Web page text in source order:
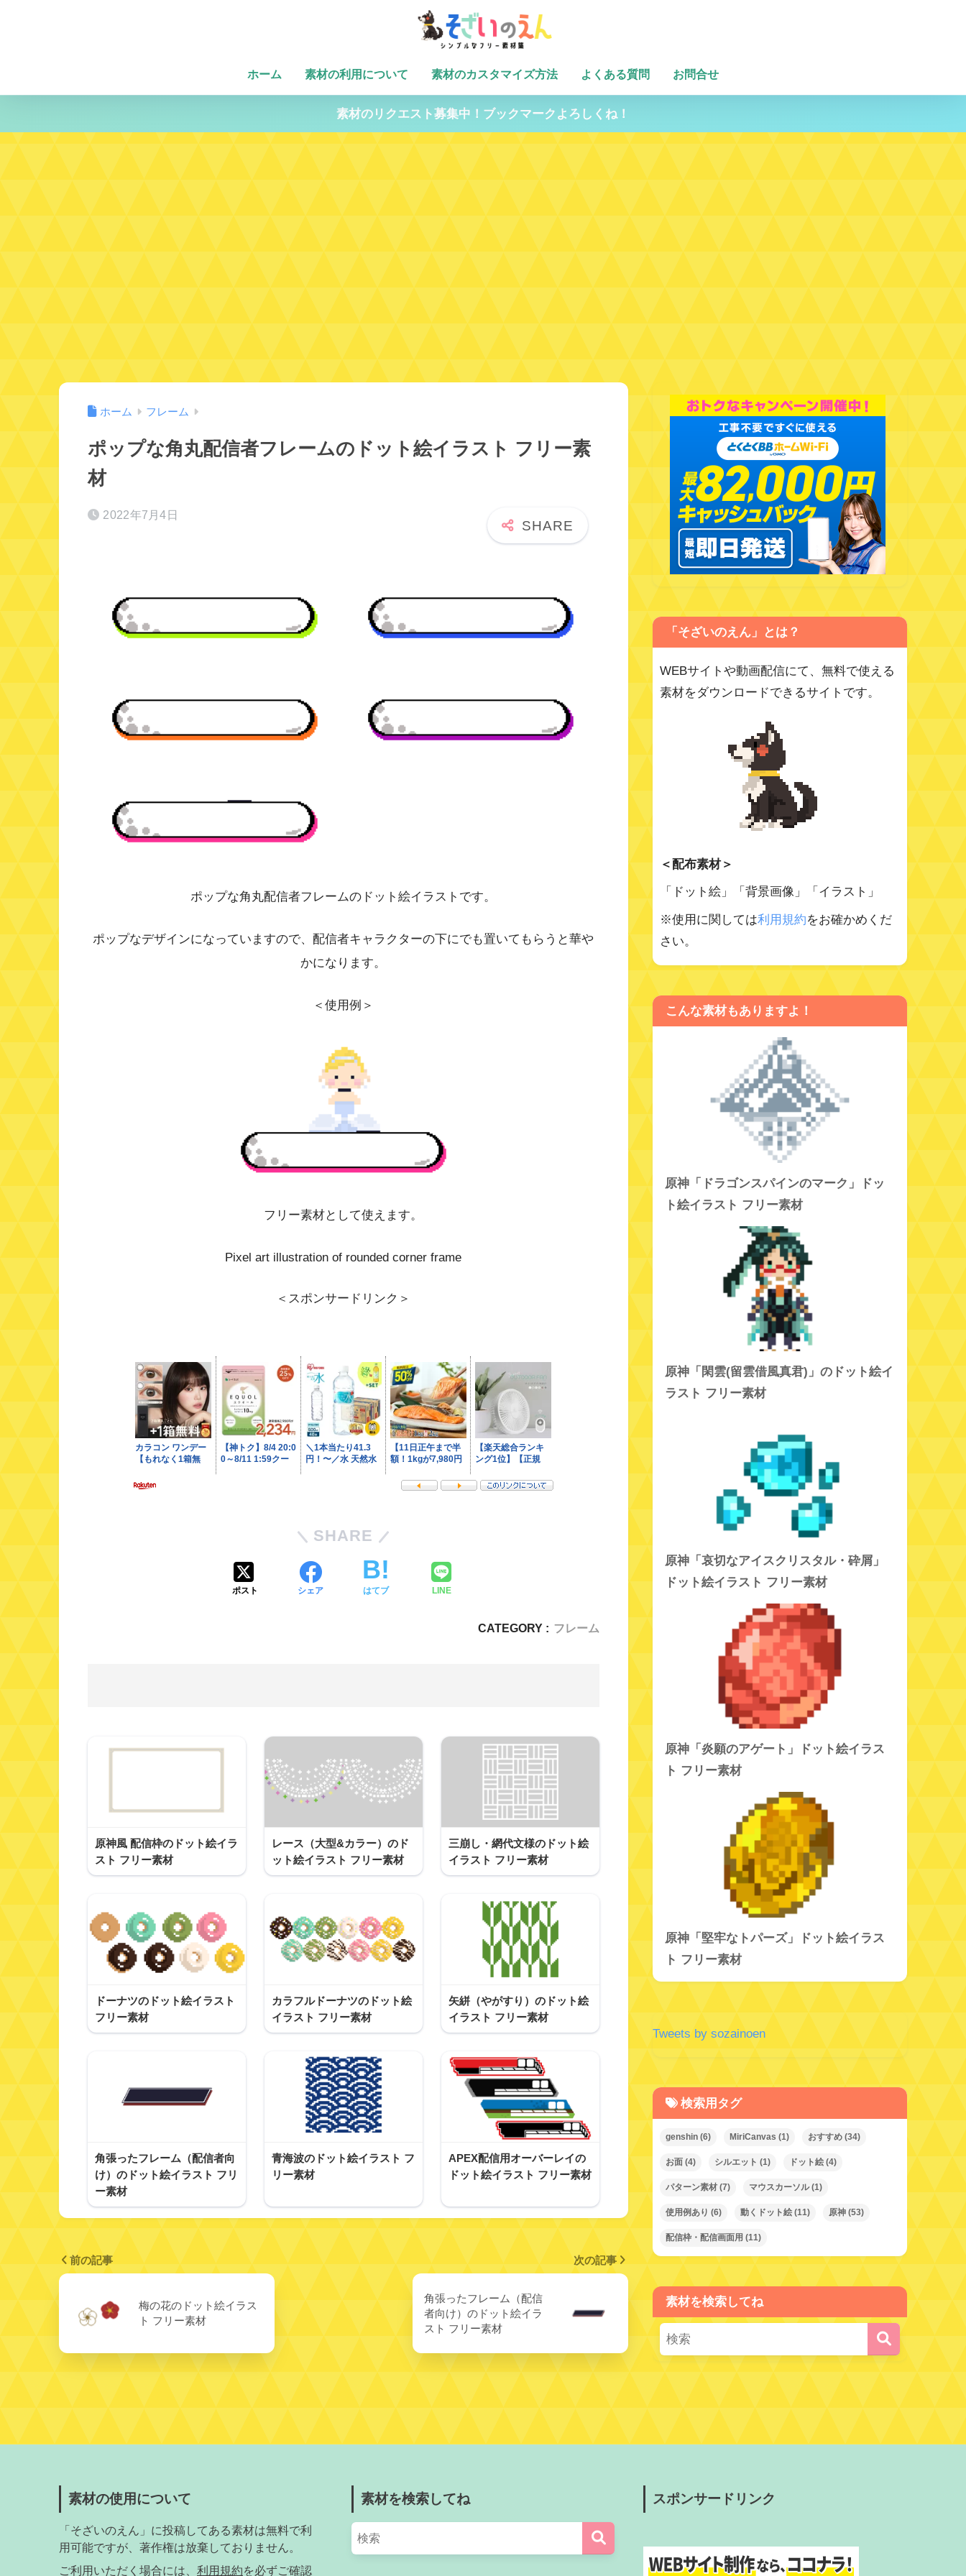
ホーム 素材の利用について 素材のカスタマイズ方法 よくある質問 お問合せ
素材のリクエスト募集中！ブックマークよろしくね！
ホーム フレーム
ポップな角丸配信者フレームのドット絵イラスト フリー素
材
2022年7月4日
ポップな角丸配信者フレームのドット絵イラストです。
ポップなデザインになっていますので、配信者キャラクターの下にでも置いてもらうと華や
かになります。
＜使用例＞
フリー素材として使えます。
Pixel art illustration of rounded corner frame
＜スポンサードリンク＞
SHARE
ポスト シェア はてブ LINE
CATEGORY : フレーム
原神風 配信枠のドット絵イラ
スト フリー素材
レース（大型&カラー）のド
ット絵イラスト フリー素材
三崩し・網代文様のドット絵
イラスト フリー素材
ドーナツのドット絵イラスト
フリー素材
カラフルドーナツのドット絵
イラスト フリー素材
矢絣（やがすり）のドット絵
イラスト フリー素材
角張ったフレーム（配信者向
け）のドット絵イラスト フリ
ー素材
青海波のドット絵イラスト フ
リー素材
APEX配信用オーバーレイの
ドット絵イラスト フリー素材
前の記事
梅の花のドット絵イラス
ト フリー素材
次の記事
角張ったフレーム（配信
者向け）のドット絵イラ
スト フリー素材
「そざいのえん」とは？
WEBサイトや動画配信にて、無料で使える
素材をダウンロードできるサイトです。
＜配布素材＞
「ドット絵」「背景画像」「イラスト」
※使用に関しては利用規約をお確かめくだ
さい。
こんな素材もありますよ！
原神「ドラゴンスパインのマーク」ドッ
ト絵イラスト フリー素材
原神「閑雲(留雲借風真君)」のドット絵イ
ラスト フリー素材
原神「哀切なアイスクリスタル・砕屑」
ドット絵イラスト フリー素材
原神「炎願のアゲート」ドット絵イラス
ト フリー素材
原神「堅牢なトパーズ」ドット絵イラス
ト フリー素材
Tweets by sozainoen
検索用タグ
genshin (6) MiriCanvas (1) おすすめ (34)
お面 (4) シルエット (1) ドット絵 (4)
パターン素材 (7) マウスカーソル(1)
使用例あり (6) 動くドット絵 (11) 原神 (53)
配信枠・配信画面用 (11)
素材を検索してね
素材の使用について
「そざいのえん」に投稿してある素材は無料で利
用可能ですが、著作権は放棄しておりません。
ご利用いただく場合には、 利用規約を必ずご確認
素材を検索してね スポンサードリンク